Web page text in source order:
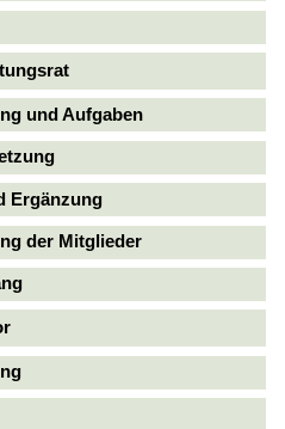
und Aufgaben
Ergänzung
der Mitglieder